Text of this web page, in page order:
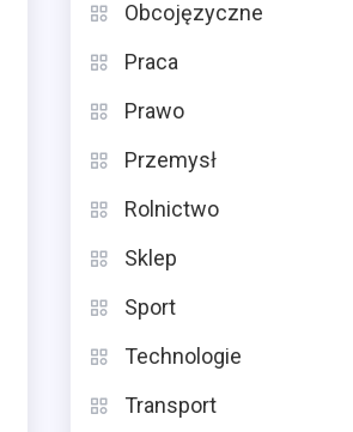
Obcojęzyczne
Praca
Prawo
Przemysł
Rolnictwo
Sklep
Sport
Technologie
Transport